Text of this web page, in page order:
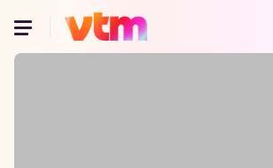
Oeps, browser niet